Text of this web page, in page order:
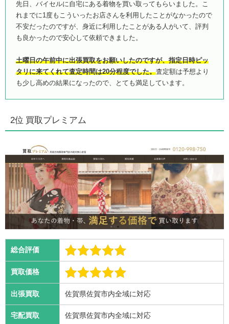
先日、バイセルに自宅にある着物を買い取ってもらいました。こ
れまでに1度もこういったお店さんを利用したことがなかったので
不安だったのですが、身近に利用したことがある人がいて、評判
も良かったので安心して依頼できました。
土曜日の午前中に出張買取をお願いしたのですが、指定日時ピッ
タリに来てくれて査定時間は20分程度でした。査定額は予想より
も少し高めの結果になったので、とても満足しています。
2位 買取プレミアム
総合評価
買取価格
出張買取 佐賀県佐賀市内全域に対応
宅配買取 佐賀県佐賀市内全域に対応